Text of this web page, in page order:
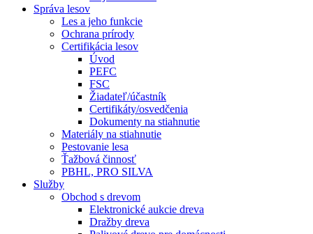
Správa lesov
Les a jeho funkcie
Ochrana prírody
Certifikácia lesov
Úvod
PEFC
FSC
Žiadateľ/účastník
Certifikáty/osvedčenia
Dokumenty na stiahnutie
Materiály na stiahnutie
Pestovanie lesa
Ťažbová činnosť
PBHL, PRO SILVA
Služby
Obchod s drevom
Elektronické aukcie dreva
Dražby dreva